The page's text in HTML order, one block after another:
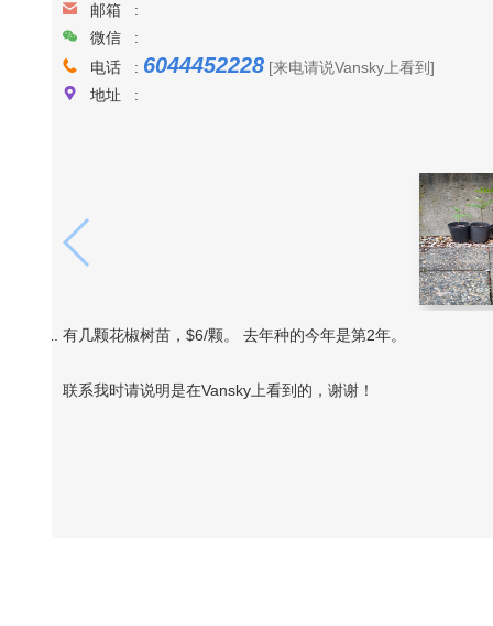
邮箱 :
微信 :
电话 : 6044452228 [来电请说Vansky上看到]
地址 :
有几颗花椒树苗，$6/颗。 去年种的今年是第2年。
联系我时请说明是在Vansky上看到的，谢谢！